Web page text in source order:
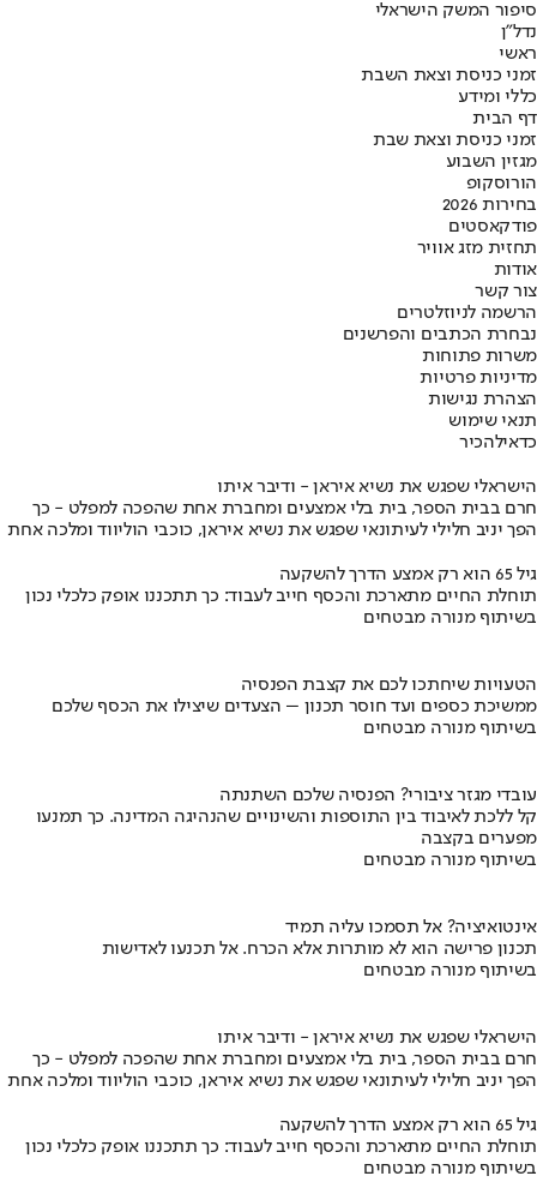
סיפור המשק הישראלי
נדל"ן
ראשי
זמני כניסת וצאת השבת
כללי ומידע
דף הבית
זמני כניסת וצאת שבת
מגזין השבוע
הורוסקופ
בחירות 2026
פודקאסטים
תחזית מזג אוויר
אודות
צור קשר
הרשמה לניוזלטרים
נבחרת הכתבים והפרשנים
משרות פתוחות
מדיניות פרטיות
הצהרת נגישות
תנאי שימוש
כדאילהכיר
הישראלי שפגש את נשיא איראן - ודיבר איתו
חרם בבית הספר, בית בלי אמצעים ומחברת אחת שהפכה למפלט - כך
הפך יניב חלילי לעיתונאי שפגש את נשיא איראן, כוכבי הוליווד ומלכה אחת
גיל 65 הוא רק אמצע הדרך להשקעה
תוחלת החיים מתארכת והכסף חייב לעבוד: כך תתכננו אופק כלכלי נכון
בשיתוף מנורה מבטחים
הטעויות שיחתכו לכם את קצבת הפנסיה
ממשיכת כספים ועד חוסר תכנון – הצעדים שיצילו את הכסף שלכם
בשיתוף מנורה מבטחים
עובדי מגזר ציבורי? הפנסיה שלכם השתנתה
קל ללכת לאיבוד בין התוספות והשינויים שהנהיגה המדינה. כך תמנעו
מפערים בקצבה
בשיתוף מנורה מבטחים
אינטואיציה? אל תסמכו עליה תמיד
תכנון פרישה הוא לא מותרות אלא הכרח. אל תכנעו לאדישות
בשיתוף מנורה מבטחים
הישראלי שפגש את נשיא איראן - ודיבר איתו
חרם בבית הספר, בית בלי אמצעים ומחברת אחת שהפכה למפלט - כך
הפך יניב חלילי לעיתונאי שפגש את נשיא איראן, כוכבי הוליווד ומלכה אחת
גיל 65 הוא רק אמצע הדרך להשקעה
תוחלת החיים מתארכת והכסף חייב לעבוד: כך תתכננו אופק כלכלי נכון
בשיתוף מנורה מבטחים